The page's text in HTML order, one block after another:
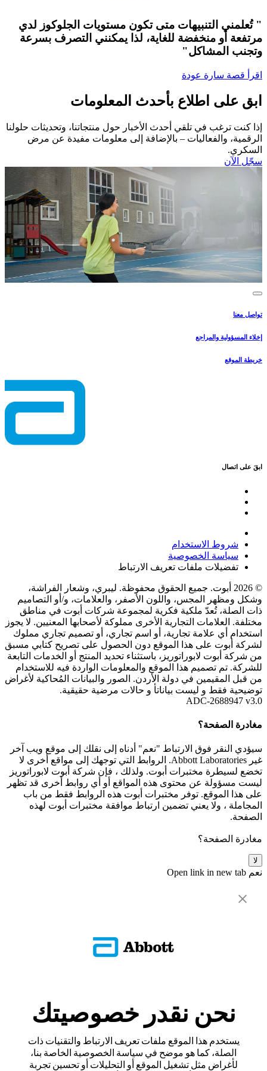
" تُعلمني التنبيهات متى تكون مستويات الجلوكوز لدي
مرتفعة أو منخفضة للغاية، لذا يمكنني التصرف بسرعة
وتجنب المشاكل"
اقرأ قصة سارة عودة
ابق على اطلاع بأحدث المعلومات
إذا كنت ترغب في تلقي أحدث الأخبار حول منتجاتنا، وتحديثات حلولنا
الرقمية، والفعاليات – بالإضافة إلى معلومات مفيدة عن مرض
السكري.​
سجّل الآن​
تواصل معنا
إخلاء المسؤولية والمراجع
خريطة الموقع
ابقَ على اتصال
شروط الاستخدام
سياسة الخصوصية
تفضيلات ملفات تعريف الارتباط
© 2026 أبوت. جميع الحقوق محفوظة. ليبري، وشعار الفراشة،
وشكل ومظهر المجس، واللون الأصفر، والعلامات، و/أو التصاميم
ذات الصلة، تُعدّ ملكية فكرية لمجموعة شركات أبوت في مناطق
مختلفة. العلامات التجارية الأخرى مملوكة لأصحابها المعنيين. لا يجوز
استخدام أي علامة تجارية، أو اسم تجاري، أو تصميم تجاري مملوك
لشركة أبوت على هذا الموقع دون الحصول على تصريح كتابي مسبق
من شركة أبوت لابوراتوريز، باستثناء تحديد المنتج أو الخدمات التابعة
للشركة. تم تصميم هذا الموقع والمعلومات الواردة فيه للاستخدام
من قبل المقيمين في دولة الأردن. الصور والبيانات المُحاكية لأغراض
توضيحية فقط و ليست بياناتأ و حالات مرضية حقيقية.
ADC-2688947 v3.0
مغادرة الصفحة؟
سيؤدي النقر فوق الارتباط "نعم" أدناه إلى نقلك إلى موقع ويب آخر
غير Abbott Laboratories. الروابط التي توجهك إلى مواقع أخرى لا
تخضع لسيطرة مختبرات أبوت. ولذلك ، فإن شركة أبوت لابوراتوريز
ليست مسؤولة عن محتوى هذه المواقع أو أي روابط أخرى قد تظهر
على هذا الموقع. توفر مختبرات أبوت هذه الروابط فقط من باب
المجاملة ، ولا يعني تضمين ارتباط موافقة مختبرات أبوت لهذه
الصفحة.
مغادرة الصفحة؟
لا
نعم Open link in new tab
نحن نقدر خصوصيتك
يستخدم هذا الموقع ملفات تعريف الارتباط والتقنيات ذات
الصلة، كما هو موضح في سياسة الخصوصية الخاصة بنا،
لأغراض مثل تشغيل الموقع أو التحليلات أو تحسين تجربة